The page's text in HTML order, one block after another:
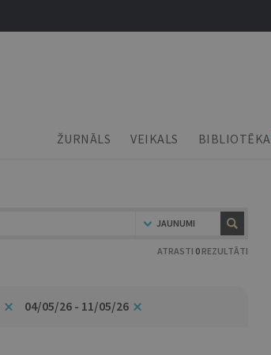
ŽURNĀLS VEIKALS BIBLIOTĒKA
JAUNUMI
ATRASTI 0 REZULTĀTI
04/05/26 - 11/05/26